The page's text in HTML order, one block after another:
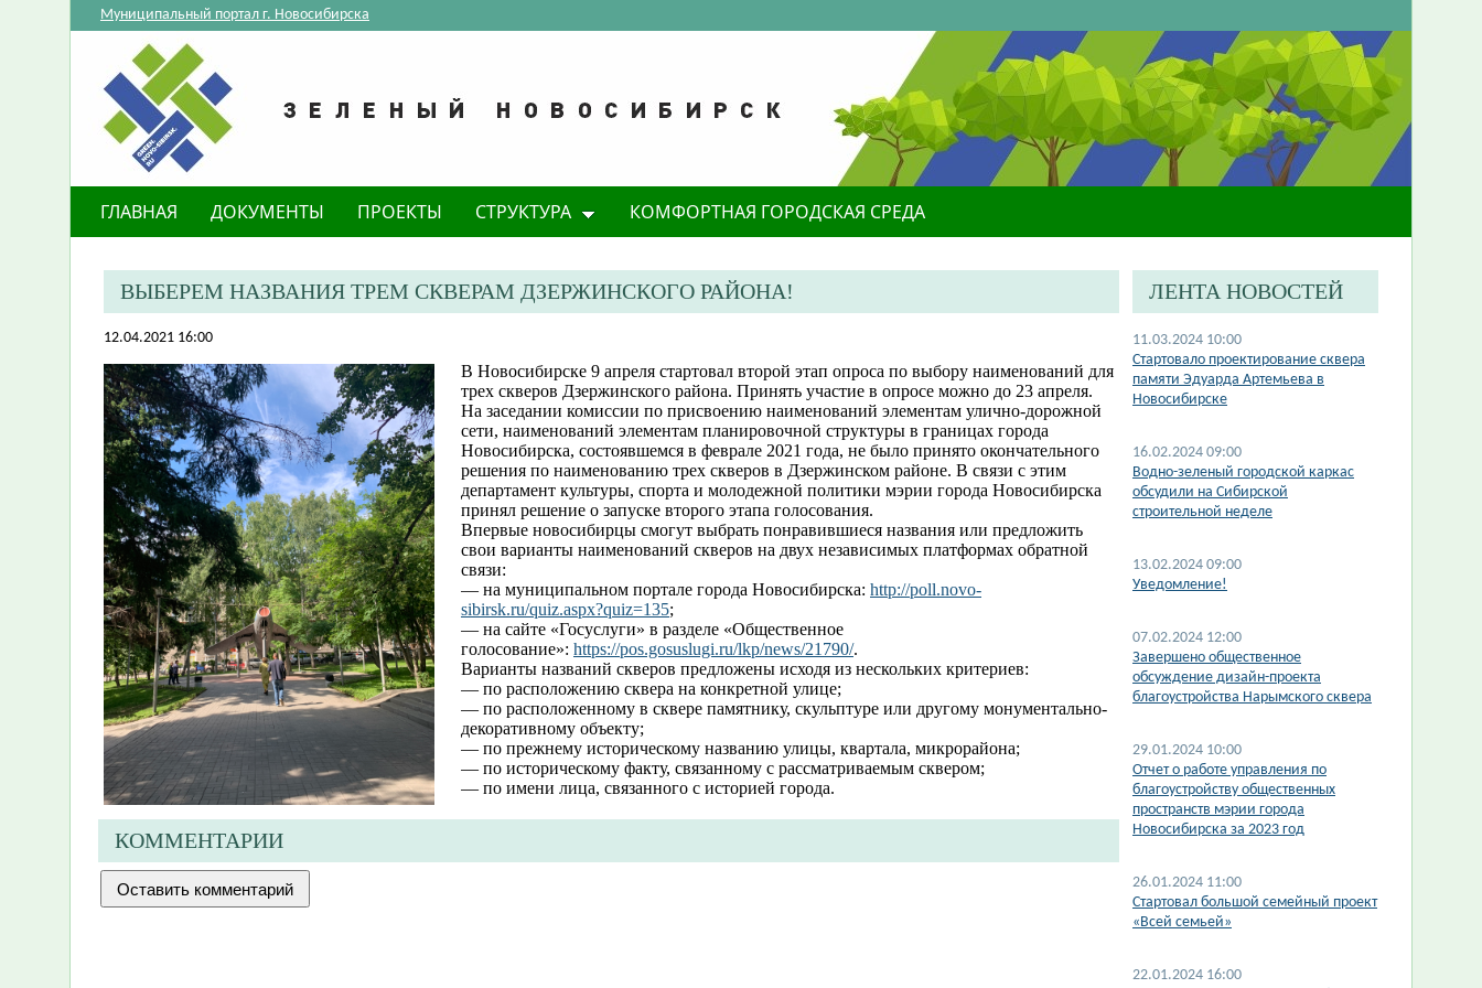
Муниципальный портал г. Новосибирска
ГЛАВНАЯ ДОКУМЕНТЫ ПРОЕКТЫ СТРУКТУРА КОМФОРТНАЯ ГОРОДСКАЯ СРЕДА
ВЫБЕРЕМ НАЗВАНИЯ ТРЕМ СКВЕРАМ ДЗЕРЖИНСКОГО РАЙОНА!
12.04.2021 16:00
В Новосибирске 9 апреля стартовал второй этап опроса по выбору наименований для
трех скверов Дзержинского района. Принять участие в опросе можно до 23 апреля.
На заседании комиссии по присвоению наименований элементам улично-дорожной
сети, наименований элементам планировочной структуры в границах города
Новосибирска, состоявшемся в феврале 2021 года, не было принято окончательного
решения по наименованию трех скверов в Дзержинском районе. В связи с этим
департамент культуры, спорта и молодежной политики мэрии города Новосибирска
принял решение о запуске второго этапа голосования.
Впервые новосибирцы смогут выбрать понравившиеся названия или предложить
свои варианты наименований скверов на двух независимых платформах обратной
связи:
— на муниципальном портале города Новосибирска: http://poll.novo-
sibirsk.ru/quiz.aspx?quiz=135;
— на сайте «Госуслуги» в разделе «Общественное
голосование»: https://pos.gosuslugi.ru/lkp/news/21790/.
Варианты названий скверов предложены исходя из нескольких критериев:
— по расположению сквера на конкретной улице;
— по расположенному в сквере памятнику, скульптуре или другому монументально-
декоративному объекту;
— по прежнему историческому названию улицы, квартала, микрорайона;
— по историческому факту, связанному с рассматриваемым сквером;
— по имени лица, связанного с историей города.
КОММЕНТАРИИ
ЛЕНТА НОВОСТЕЙ
11.03.2024 10:00
​Стартовало проектирование сквера
памяти Эдуарда Артемьева в
Новосибирске
16.02.2024 09:00
​Водно-зеленый городской каркас
обсудили на Сибирской
строительной неделе
13.02.2024 09:00
​Уведомление!
07.02.2024 12:00
Завершено общественное
обсуждение дизайн-проекта
благоустройства Нарымского сквера
29.01.2024 10:00
Отчет о работе управления по
благоустройству общественных
пространств мэрии города
Новосибирска за 2023 год
26.01.2024 11:00
Стартовал большой семейный проект
«Всей семьей»
22.01.2024 16:00